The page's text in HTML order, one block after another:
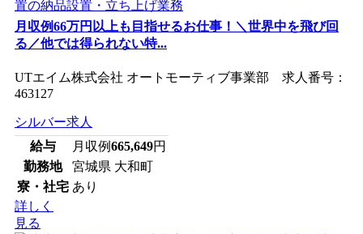
月収例66万円以上も目指せるお仕事！＼世界中を飛び回
る／他では得られない特...
UTエイム株式会社 オートモーティブ事業部 求人番号：
463127
シルバー求人
給与
月収例665,649円
勤務地
宮城県 大和町
寮・社宅 あり
詳しく
見る